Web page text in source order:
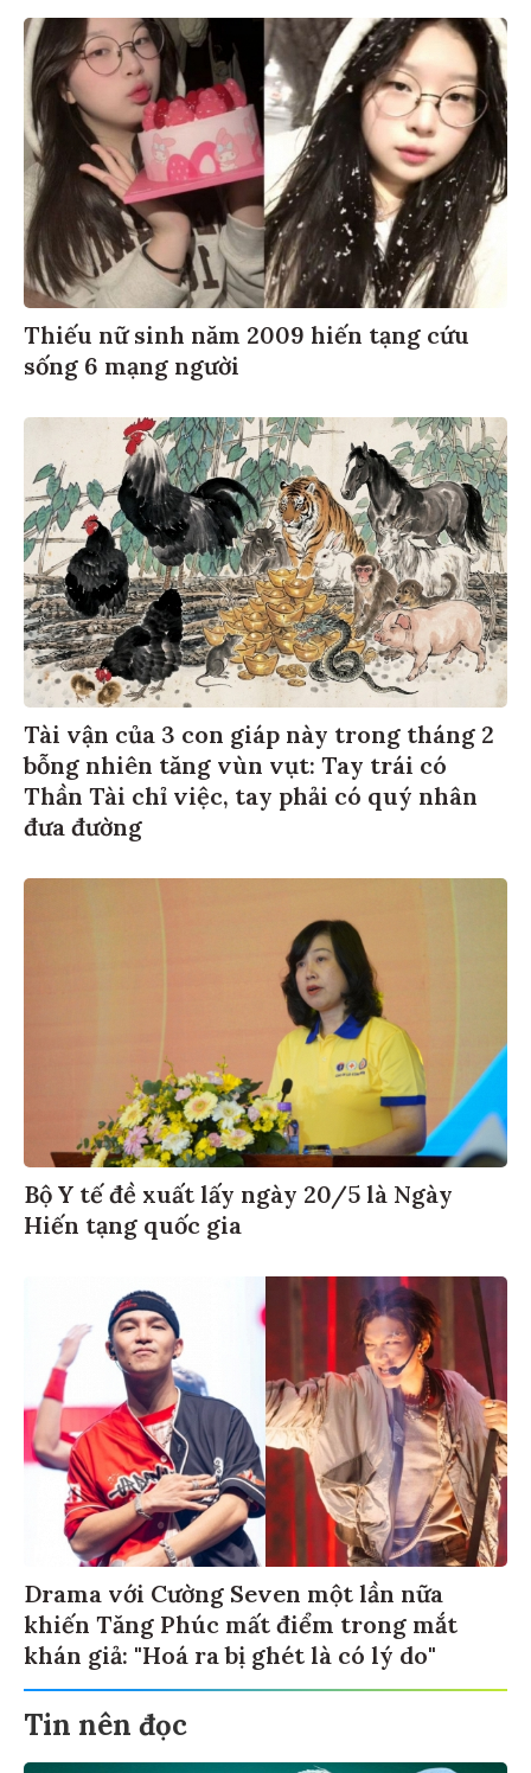
Thiếu nữ sinh năm 2009 hiến tạng cứu
sống 6 mạng người
Tài vận của 3 con giáp này trong tháng 2
bỗng nhiên tăng vùn vụt: Tay trái có
Thần Tài chỉ việc, tay phải có quý nhân
đưa đường
Bộ Y tế đề xuất lấy ngày 20/5 là Ngày
Hiến tạng quốc gia
Drama với Cường Seven một lần nữa
khiến Tăng Phúc mất điểm trong mắt
khán giả: "Hoá ra bị ghét là có lý do"
Tin nên đọc